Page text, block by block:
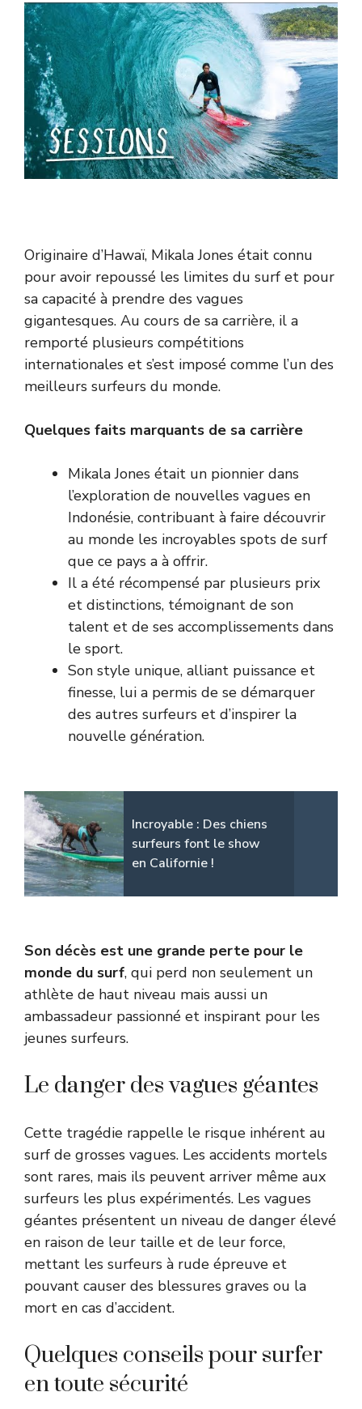
Originaire d’Hawaï, Mikala Jones était connu
pour avoir repoussé les limites du surf et pour
sa capacité à prendre des vagues
gigantesques. Au cours de sa carrière, il a
remporté plusieurs compétitions
internationales et s’est imposé comme l’un des
meilleurs surfeurs du monde.
Quelques faits marquants de sa carrière
Mikala Jones était un pionnier dans
l’exploration de nouvelles vagues en
Indonésie, contribuant à faire découvrir
au monde les incroyables spots de surf
que ce pays a à offrir.
Il a été récompensé par plusieurs prix
et distinctions, témoignant de son
talent et de ses accomplissements dans
le sport.
Son style unique, alliant puissance et
finesse, lui a permis de se démarquer
des autres surfeurs et d’inspirer la
nouvelle génération.
Incroyable : Des chiens
surfeurs font le show
en Californie !
Son décès est une grande perte pour le
monde du surf, qui perd non seulement un
athlète de haut niveau mais aussi un
ambassadeur passionné et inspirant pour les
jeunes surfeurs.
Le danger des vagues géantes
Cette tragédie rappelle le risque inhérent au
surf de grosses vagues. Les accidents mortels
sont rares, mais ils peuvent arriver même aux
surfeurs les plus expérimentés. Les vagues
géantes présentent un niveau de danger élevé
en raison de leur taille et de leur force,
mettant les surfeurs à rude épreuve et
pouvant causer des blessures graves ou la
mort en cas d’accident.
Quelques conseils pour surfer
en toute sécurité